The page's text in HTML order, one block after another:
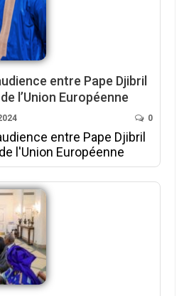
entre Pape Djibril
l’Union Européenne
0
entre Pape Djibril
l'Union Européenne